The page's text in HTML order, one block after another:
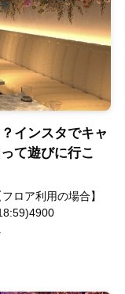
インスタでキャ
て遊びに行こ
ロア利用の場合】